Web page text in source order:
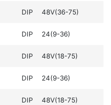
DIP 48V(36-75)
DIP 24(9-36)
DIP 48V(18-75)
DIP 24(9-36)
DIP 48V(18-75)